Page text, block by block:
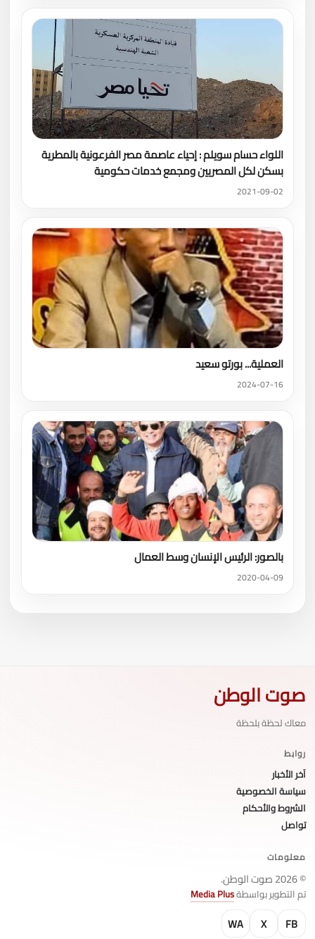
اللواء حسام سويلم : إحياء عاصمة مصر الفرعونية بالمطرية
بسكن لكل المصريين ومجمع خدمات حكومية
2021-09-02
العملية... بورتو سعيد
2024-07-16
بالصور: الرئيس الإنسان وسط العمال
2020-04-09
صوت الوطن
معاك لحظة بلحظة
روابط
آخر الأخبار
سياسة الخصوصية
الشروط والأحكام
تواصل
معلومات
© 2026 صوت الوطن.
تم التطوير بواسطةMedia Plus
FB
X
WA